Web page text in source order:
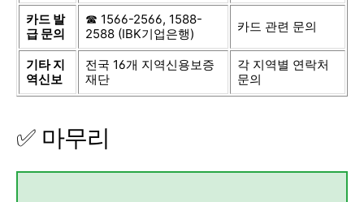
카드 발
급 문의
☎ 1566-2566, 1588-
2588 (IBK기업은행)
카드 관련 문의
기타 지
역신보
전국 16개 지역신용보증
재단
각 지역별 연락처
문의
✅ 마무리